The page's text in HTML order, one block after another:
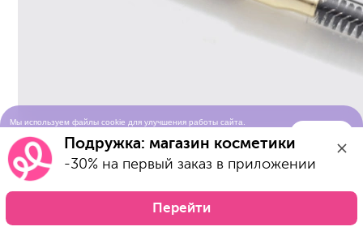
Мы используем файлы cookie для улучшения работы сайта.
использования cookie-файловПодружка: магазин косметики
-30% на первый заказ в приложении
Перейти